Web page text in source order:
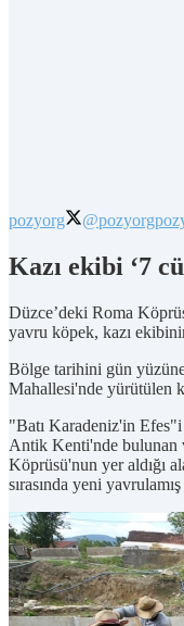
pozyorg @pozyorg
Kazı ekibi ‘7
Düzce’deki Roma
yavru köpek, kazı
Bölge tarihini gün
Mahallesi'nde yürütülen
"Batı Karadeniz'in
Antik Kenti'nde bulunan
Köprüsü'nun yer aldığı
sırasında yeni